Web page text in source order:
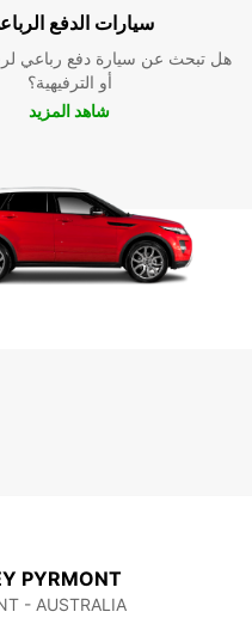
سيارات الدفع
هل تبحث عن سيارة دفع رباعي
أو الترفيهية؟
شاهد المزيد
PYRMONT
- AUSTRALIA